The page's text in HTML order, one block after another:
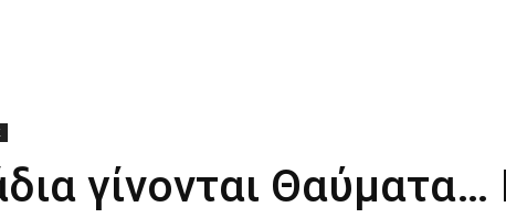
γίνονται